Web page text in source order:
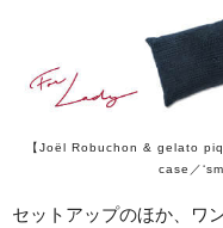
【Joël Robuchon & gelato
case／
セットアップのほか、ワ